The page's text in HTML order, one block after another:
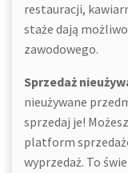
restauracji,
staże dają
zawodowego.
Sprzedaż
nieużywane
sprzedaj je!
platform
wyprzedaż. To